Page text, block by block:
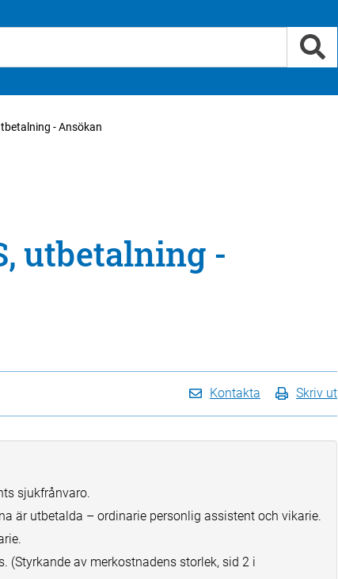
- Ansökan
utbetalning -
Kontakta Skriv ut
sjukfrånvaro.
är utbetalda – ordinarie personlig assistent och vikarie.
av merkostnadens storlek, sid 2 i